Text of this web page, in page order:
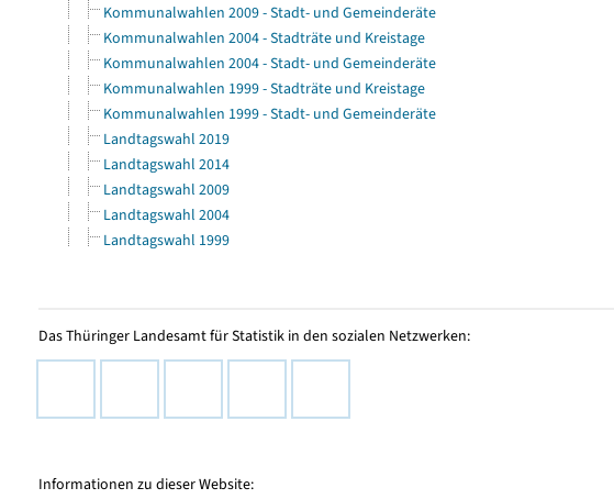
Kommunalwahlen 2009 - Stadt- und Gemeinderäte
Kommunalwahlen 2004 - Stadträte und Kreistage
Kommunalwahlen 2004 - Stadt- und Gemeinderäte
Kommunalwahlen 1999 - Stadträte und Kreistage
Kommunalwahlen 1999 - Stadt- und Gemeinderäte
Landtagswahl 2019
Landtagswahl 2014
Landtagswahl 2009
Landtagswahl 2004
Landtagswahl 1999
Das Thüringer Landesamt für Statistik in den sozialen Netzwerken:
Informationen zu dieser Website: